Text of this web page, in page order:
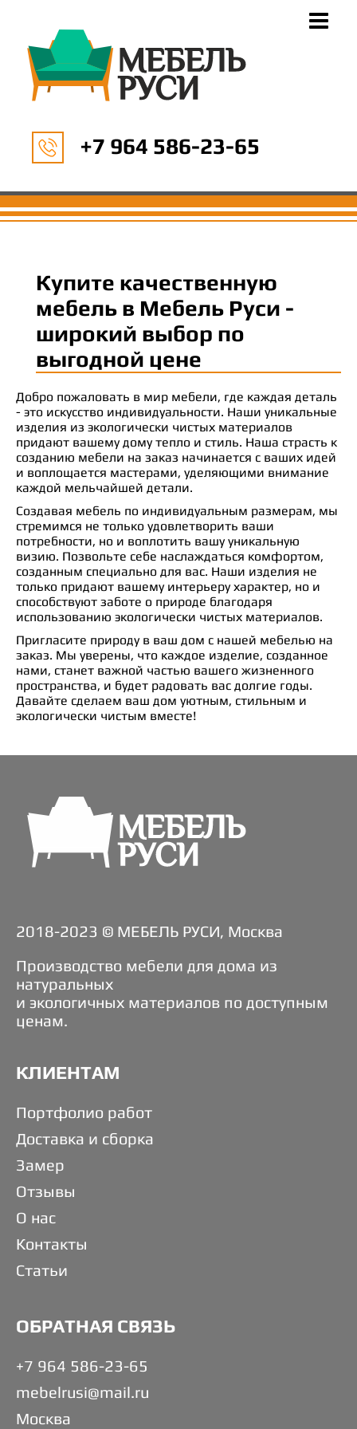
+7 964 586-23-65
Купите качественную
мебель в Мебель Руси -
широкий выбор по
выгодной цене
Добро пожаловать в мир мебели, где каждая деталь
- это искусство индивидуальности. Наши уникальные
изделия из экологически чистых материалов
придают вашему дому тепло и стиль. Наша страсть к
созданию мебели на заказ начинается с ваших идей
и воплощается мастерами, уделяющими внимание
каждой мельчайшей детали.
Создавая мебель по индивидуальным размерам, мы
стремимся не только удовлетворить ваши
потребности, но и воплотить вашу уникальную
визию. Позвольте себе наслаждаться комфортом,
созданным специально для вас. Наши изделия не
только придают вашему интерьеру характер, но и
способствуют заботе о природе благодаря
использованию экологически чистых материалов.
Пригласите природу в ваш дом с нашей мебелью на
заказ. Мы уверены, что каждое изделие, созданное
нами, станет важной частью вашего жизненного
пространства, и будет радовать вас долгие годы.
Давайте сделаем ваш дом уютным, стильным и
экологически чистым вместе!
2018-2023 © МЕБЕЛЬ РУСИ, Москва
Производство мебели для дома из
натуральных
и экологичных материалов по доступным
ценам.
КЛИЕНТАМ
Портфолио работ
Доставка и сборка
Замер
Отзывы
О нас
Контакты
Статьи
ОБРАТНАЯ СВЯЗЬ
+7 964 586-23-65
mebelrusi@mail.ru
Москва